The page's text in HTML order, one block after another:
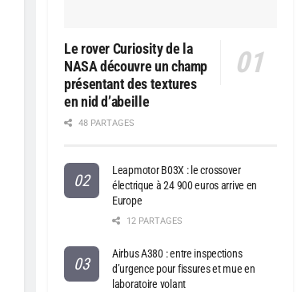
Le rover Curiosity de la
NASA découvre un champ
présentant des textures
en nid d’abeille
48 PARTAGES
Leapmotor B03X : le crossover
électrique à 24 900 euros arrive en
Europe
12 PARTAGES
Airbus A380 : entre inspections
d’urgence pour fissures et mue en
laboratoire volant